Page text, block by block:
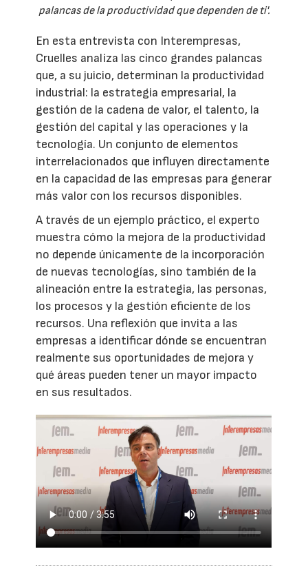
palancas de la productividad que dependen de ti'.
En esta entrevista con Interempresas,
Cruelles analiza las cinco grandes palancas
que, a su juicio, determinan la productividad
industrial: la estrategia empresarial, la
gestión de la cadena de valor, el talento, la
gestión del capital y las operaciones y la
tecnología. Un conjunto de elementos
interrelacionados que influyen directamente
en la capacidad de las empresas para generar
más valor con los recursos disponibles.
A través de un ejemplo práctico, el experto
muestra cómo la mejora de la productividad
no depende únicamente de la incorporación
de nuevas tecnologías, sino también de la
alineación entre la estrategia, las personas,
los procesos y la gestión eficiente de los
recursos. Una reflexión que invita a las
empresas a identificar dónde se encuentran
realmente sus oportunidades de mejora y
qué áreas pueden tener un mayor impacto
en sus resultados.